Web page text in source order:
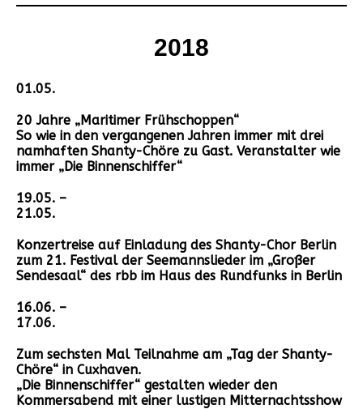
2018
01.05.
20 Jahre „Maritimer Frühschoppen“
So wie in den vergangenen Jahren immer mit drei
namhaften Shanty-Chöre zu Gast. Veranstalter wie
immer „Die Binnenschiffer“
19.05. –
21.05.
Konzertreise auf Einladung des Shanty-Chor Berlin
zum 21. Festival der Seemannslieder im „Großer
Sendesaal“ des rbb im Haus des Rundfunks in Berlin
16.06. –
17.06.
Zum sechsten Mal Teilnahme am „Tag der Shanty-
Chöre“ in Cuxhaven.
„Die Binnenschiffer“ gestalten wieder den
Kommersabend mit einer lustigen Mitternachtsshow